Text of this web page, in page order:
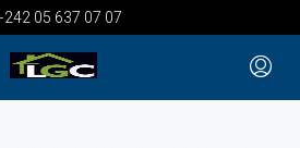
05 637 07 07